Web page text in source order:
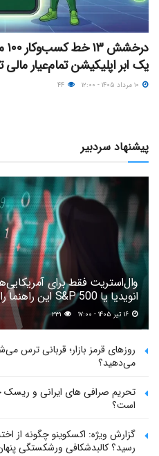
یک ابر اپلیکیشن تمام‌عیار مالی
پیشنهاد سردبیر
وال‌استریت فقط برای
انویدیا یا S&P 500 این راهنما را بخوانید
۲۳۱
روزهای قرمز بازار؛ قربانی ترس
می‌دهید؟
تحریم صرافی های ایرانی و ریسک
است؟
گزارش ویژه: اکسکوینو چگونه از
رسید؟ کالبدشکافی ورشکستگی